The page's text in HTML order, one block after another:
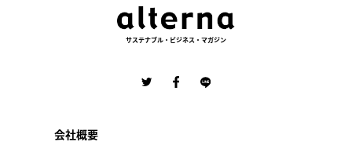
サステナブル・ビジネス・マガジン
会社概要